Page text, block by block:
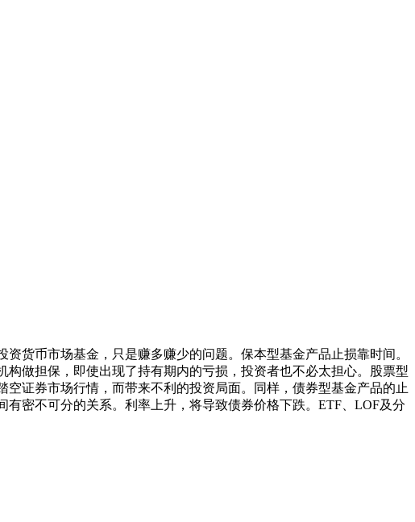
币市场基金，只是赚多赚少的问题。保本型基金产品止损靠时间。
做担保，即使出现了持有期内的亏损，投资者也不必太担心。股票型
证券市场行情，而带来不利的投资局面。同样，债券型基金产品的止
密不可分的关系。利率上升，将导致债券价格下跌。ETF、LOF及分